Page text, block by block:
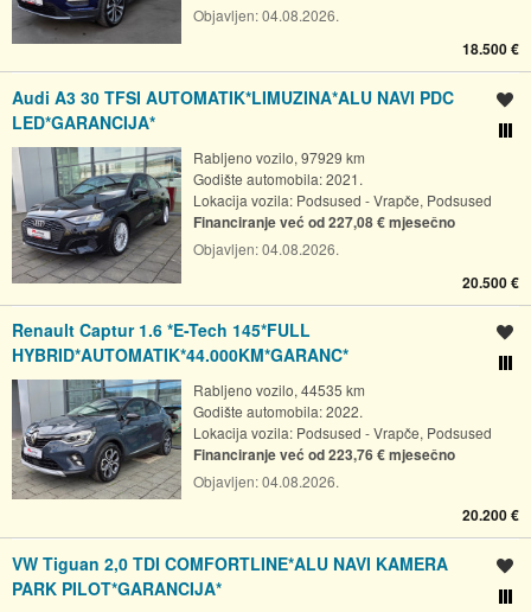
Objavljen:04.08.2026.
18.500 €
Audi A3 30 TFSI AUTOMATIK*LIMUZINA*ALU NAVI PDC
LED*GARANCIJA*
Rabljeno vozilo, 97929 km
Godište automobila: 2021.
Lokacija vozila: Podsused - Vrapče, Podsused
Financiranje već od 227,08 € mjesečno
Objavljen:04.08.2026.
20.500 €
Renault Captur 1.6 *E-Tech 145*FULL
HYBRID*AUTOMATIK*44.000KM*GARANC*
Rabljeno vozilo, 44535 km
Godište automobila: 2022.
Lokacija vozila: Podsused - Vrapče, Podsused
Financiranje već od 223,76 € mjesečno
Objavljen:04.08.2026.
20.200 €
VW Tiguan 2,0 TDI COMFORTLINE*ALU NAVI KAMERA
PARK PILOT*GARANCIJA*